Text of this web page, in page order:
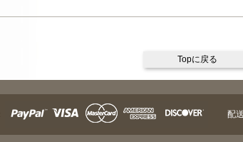
Topに戻る
配